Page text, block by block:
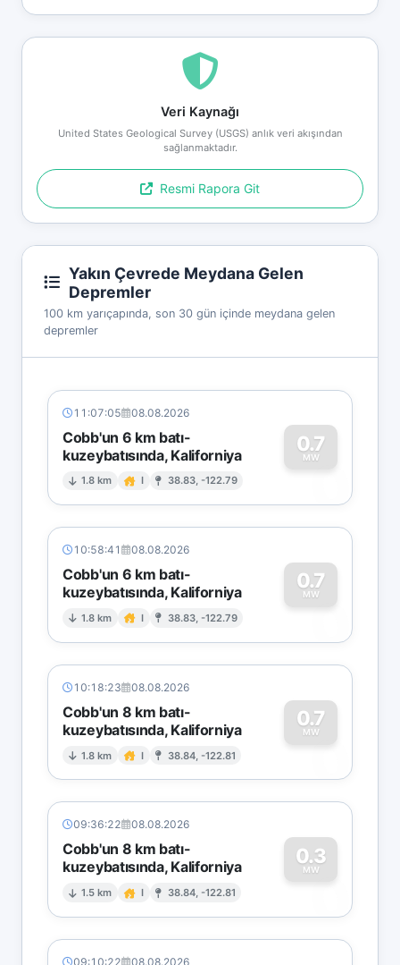
Veri Kaynağı
United States Geological Survey (USGS) anlık veri akışından
sağlanmaktadır.
Resmi Rapora Git
Yakın Çevrede Meydana Gelen
Depremler
100 km yarıçapında, son 30 gün içinde meydana gelen
depremler
11:07:05 08.08.2026
Cobb'un 6 km batı-
kuzeybatısında, Kaliforniya
1.8 km I 38.83, -122.79
0.7
MW
0
10:58:41 08.08.2026
Cobb'un 6 km batı-
kuzeybatısında, Kaliforniya
1.8 km I 38.83, -122.79
0.7
MW
0
10:18:23 08.08.2026
Cobb'un 8 km batı-
kuzeybatısında, Kaliforniya
1.8 km I 38.84, -122.81
0.7
MW
0
09:36:22 08.08.2026
Cobb'un 8 km batı-
kuzeybatısında, Kaliforniya
1.5 km I 38.84, -122.81
0.3
MW
0
09:10:22 08.08.2026